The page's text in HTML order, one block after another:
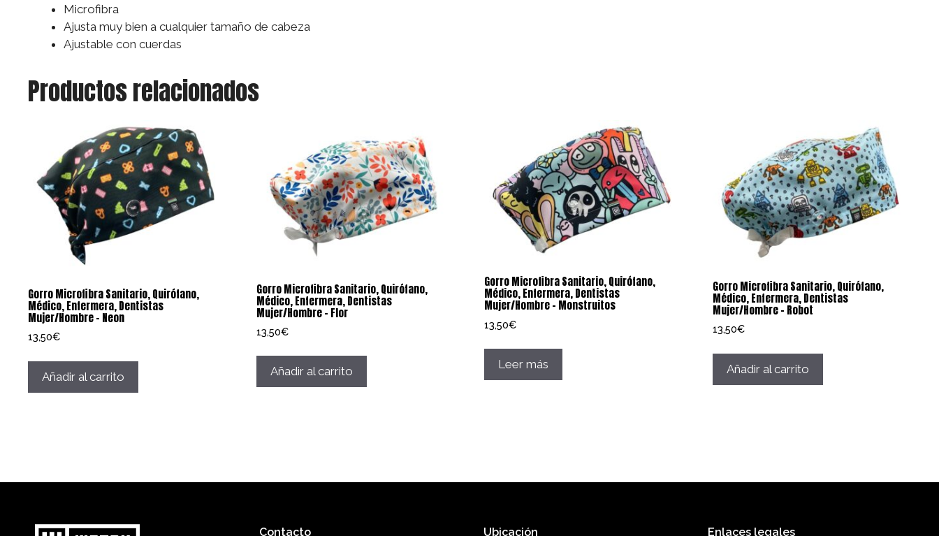
Microfibra
Ajusta muy bien a cualquier tamaño de cabeza
Ajustable con cuerdas
Productos relacionados
Gorro Microfibra Sanitario, Quirófano,
Médico, Enfermera, Dentistas
Mujer/Hombre – Neon
13,50€
Añadir al carrito
Gorro Microfibra Sanitario, Quirófano,
Médico, Enfermera, Dentistas
Mujer/Hombre – Flor
13,50€
Añadir al carrito
Gorro Microfibra Sanitario, Quirófano,
Médico, Enfermera, Dentistas
Mujer/Hombre – Monstruitos
13,50€
Leer más
Gorro Microfibra Sanitario, Quirófano,
Médico, Enfermera, Dentistas
Mujer/Hombre – Robot
13,50€
Añadir al carrito
Contacto Ubicación Enlaces legales